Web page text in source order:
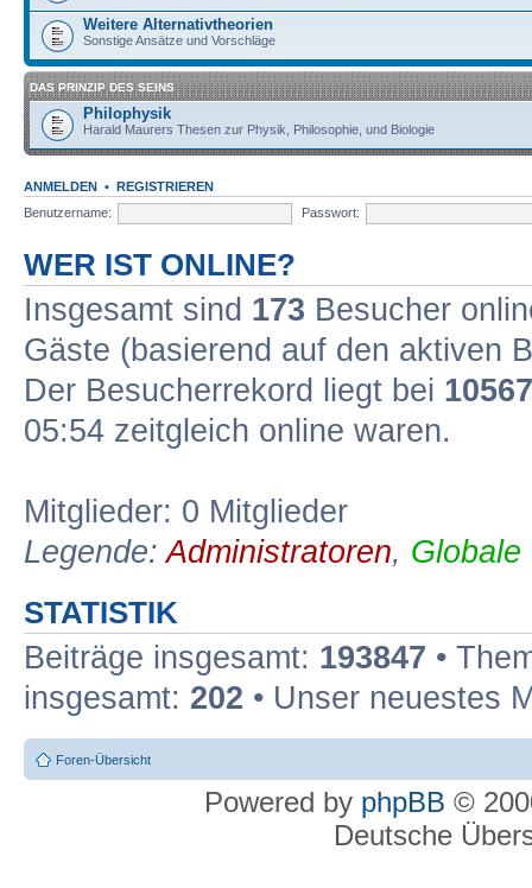
Weitere Alternativtheorien
Sonstige Ansätze und Vorschläge
DAS PRINZIP DES SEINS
Philophysik
Harald Maurers Thesen zur Physik, Philosophie, und Biologie
ANMELDEN • REGISTRIEREN
Benutzername:
Passwort:
WER IST ONLINE?
Insgesamt sind 173 Besucher
Gäste (basierend auf den aktiven
Der Besucherrekord liegt bei 10567
05:54 zeitgleich online waren.
Mitglieder: 0 Mitglieder
Legende:Administratoren, Globale
STATISTIK
Beiträge insgesamt: 193847 •
insgesamt: 202 • Unser neuestes
Foren-Übersicht
Powered by phpBB ©
Deutsche